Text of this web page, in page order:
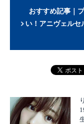
おすすめ記事｜
い！アニヴェルセ